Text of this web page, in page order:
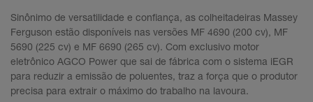
Sinônimo de versatilidade e confiança, as colheitadeiras Massey
Ferguson estão disponíveis nas versões MF 4690 (200 cv), MF
5690 (225 cv) e MF 6690 (265 cv). Com exclusivo motor
eletrônico AGCO Power que sai de fábrica com o sistema iEGR
para reduzir a emissão de poluentes, traz a força que o produtor
precisa para extrair o máximo do trabalho na lavoura.